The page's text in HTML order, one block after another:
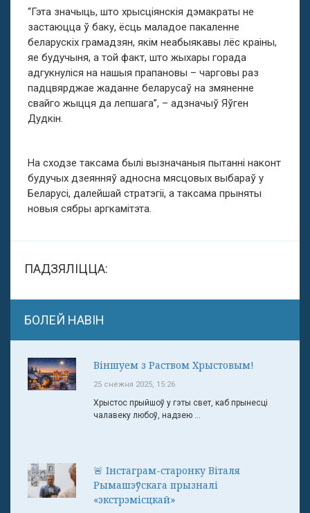
“Гэта значыць, што хрысціянскія дэмакраты не
застаюцца ў баку, ёсць маладое пакаленне
беларускіх грамадзян, якім неабыякавы лёс краіны,
яе будучыня, а той факт, што жыхары горада
адгукнуліся на нашыя прапановы – чарговы раз
падцвярджае жаданне беларусаў на змяненне
свайго жыцця да лепшага”, – адзначыў Яўген
Дудкін.
На сходзе таксама былі вызначаныя пытанні наконт
будучых дзеянняў адносна мясцовых выбараў у
Беларусі, далейшай стратэгіі, а таксама прыняты
новыя сябры аргкамітэта.
ПАДЗЯЛІЦЦА:
БОЛЕЙ НАВІН
Віншуем з Раством Хрыстовым!
25 снежня 2025, 15:26
Хрыстос прыйшоў у гэты свет, каб прынесці
чалавеку любоў, надзею ...
🚨 Інстаграм-старонку Віталя
Рымашэўскага прызналі
«экстрэмісцкай»